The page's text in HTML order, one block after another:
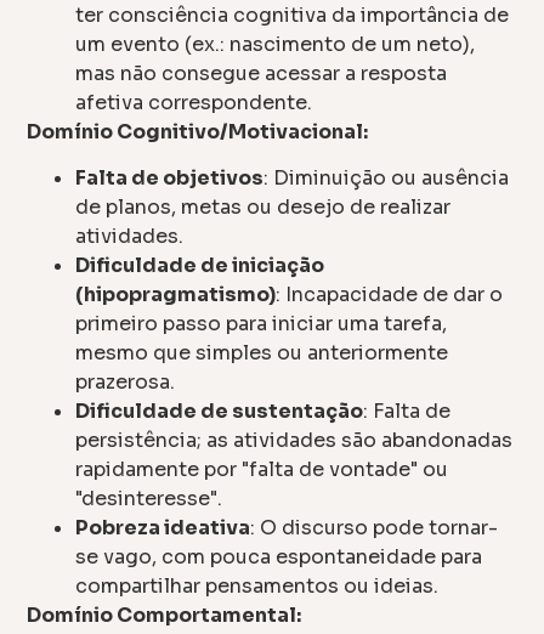
ter consciência cognitiva da importância de
um evento (ex.: nascimento de um neto),
mas não consegue acessar a resposta
afetiva correspondente.
Domínio Cognitivo/Motivacional:
Falta de objetivos: Diminuição ou ausência
de planos, metas ou desejo de realizar
atividades.
Dificuldade de iniciação
(hipopragmatismo): Incapacidade de dar o
primeiro passo para iniciar uma tarefa,
mesmo que simples ou anteriormente
prazerosa.
Dificuldade de sustentação: Falta de
persistência; as atividades são abandonadas
rapidamente por "falta de vontade" ou
"desinteresse".
Pobreza ideativa: O discurso pode tornar-
se vago, com pouca espontaneidade para
compartilhar pensamentos ou ideias.
Domínio Comportamental: